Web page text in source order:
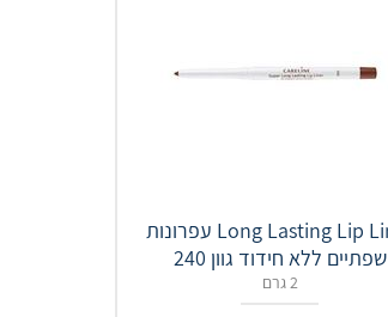
Long Lasting Lip Liner עפרונות
שפתיים ללא חידוד גוון 240
2 גרם